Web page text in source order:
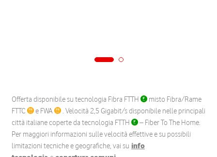
Offerta disponibile su tecnologia Fibra FTTH
misto Fibra/Rame
FTTC
e FWA
. Velocità 2,5 Gigabit/s disponibile nelle principali
città italiane coperte da tecnologia FTTH
– Fiber To The Home.
Per maggiori informazioni sulle velocità effettive e su possibili
limitazioni tecniche e geografiche, vai su info